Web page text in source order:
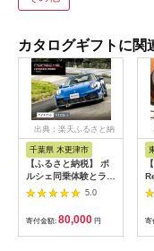
カタログギフトに関
出典：楽天ふるさと納
千葉県 木更津市
【ふるさと納税】 ポ
ルシェ同乗体験とラン
チ ペアチケット
（911カレラ）KE008
5.0
寄付金額: 80,000 円 寄